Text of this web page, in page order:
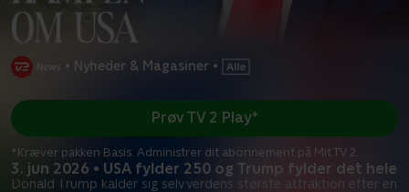
• Nyheder & Magasiner •
3. jun 2026 • USA fylder 250 og Trump fylder det hele
Donald Trump kalder sig selv verdens største attraktion efter en
Prøv TV 2 Play*
*Kræver pakken Basis. Administrer dit abonnement på Mit TV 2.